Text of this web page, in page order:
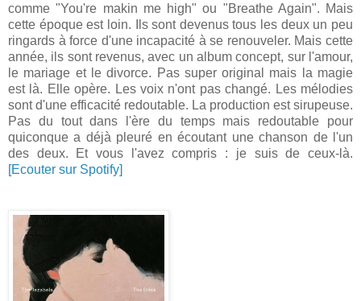
comme "You're makin me high" ou "Breathe Again". Mais
cette époque est loin. Ils sont devenus tous les deux un peu
ringards à force d'une incapacité à se renouveler. Mais cette
année, ils sont revenus, avec un album concept, sur l'amour,
le mariage et le divorce. Pas super original mais la magie
est là. Elle opère. Les voix n'ont pas changé. Les mélodies
sont d'une efficacité redoutable. La production est sirupeuse.
Pas du tout dans l'ère du temps mais redoutable pour
quiconque a déjà pleuré en écoutant une chanson de l'un
des deux. Et vous l'avez compris : je suis de ceux-là.
[Ecouter sur Spotify]